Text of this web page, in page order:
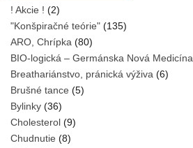
! Akcie ! (2)
"Konšpiračné teórie" (135)
ARO, Chrípka (80)
BIO-logická – Germánska Nová Medicína
Breathariánstvo, pránická výživa (6)
Brušné tance (5)
Bylinky (36)
Cholesterol (9)
Chudnutie (8)